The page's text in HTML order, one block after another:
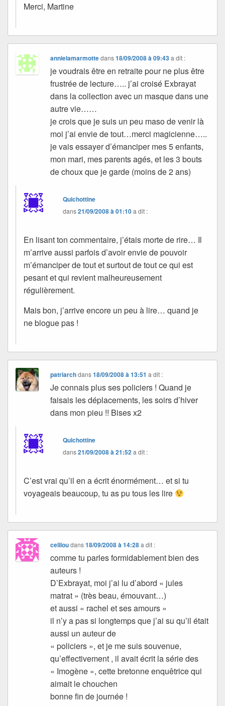
Merci, Martine
annielamarmottedans18/09/2008 à 09:43 a dit :
je voudrais être en retraite pour ne plus être
frustrée de lecture….. j’ai croisé Exbrayat
dans la collection avec un masque dans une
autre vie……
je crois que je suis un peu maso de venir là
moi j’ai envie de tout…merci magicienne…..
je vais essayer d’émanciper mes 5 enfants,
mon mari, mes parents agés, et les 3 bouts
de choux que je garde (moins de 2 ans)
Quichottine
dans21/09/2008 à 01:10a dit :
En lisant ton commentaire, j’étais morte de rire… Il
m’arrive aussi parfois d’avoir envie de pouvoir
m’émanciper de tout et surtout de tout ce qui est
pesant et qui revient malheureusement
régulièrement.
Mais bon, j’arrive encore un peu à lire… quand je
ne blogue pas !
patriarchdans18/09/2008 à 13:51 a dit :
Je connais plus ses policiers ! Quand je
faisais les déplacements, les soirs d’hiver
dans mon pieu !! Bises x2
Quichottine
dans21/09/2008 à 21:52a dit :
C’est vrai qu’il en a écrit énormément… et si tu
voyageais beaucoup, tu as pu tous les lire
celiloudans18/09/2008 à 14:28 a dit :
comme tu parles formidablement bien des
auteurs !
D’Exbrayat, moi j’ai lu d’abord « jules
matrat » (très beau, émouvant…)
et aussi « rachel et ses amours »
il n’y a pas si longtemps que j’ai su qu’il était
aussi un auteur de
« policiers », et je me suis souvenue,
qu’effectivement , il avait écrit la série des
« Imogène », cette bretonne enquêtrice qui
aimait le chouchen
bonne fin de journée !